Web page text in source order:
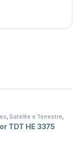
, Satélite e Terrestre,
Vídeo
TDT HE 3375